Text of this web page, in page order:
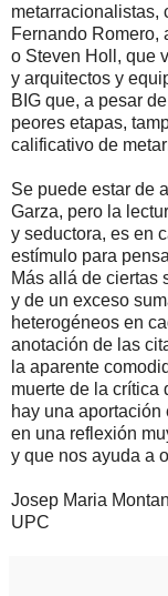
metarracionalistas,
Fernando Romero,
o Steven Holl, que
y arquitectos y
BIG que, a pesar
peores etapas,
calificativo de
Se puede estar de
Garza, pero la
y seductora, es en
estímulo para
Más allá de ciertas
y de un exceso
heterogéneos en
anotación de las
la aparente
muerte de la crítica
hay una
en una reflexión
y que nos ayuda a
Josep Maria
UPC